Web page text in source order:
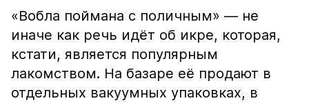
«Вобла поймана с поличным» — не
иначе как речь идёт об икре, которая,
кстати, является популярным
лакомством. На базаре её продают в
отдельных вакуумных упаковках, в